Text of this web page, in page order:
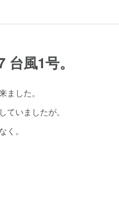
風1号。
ました。
ていましたが。
く。